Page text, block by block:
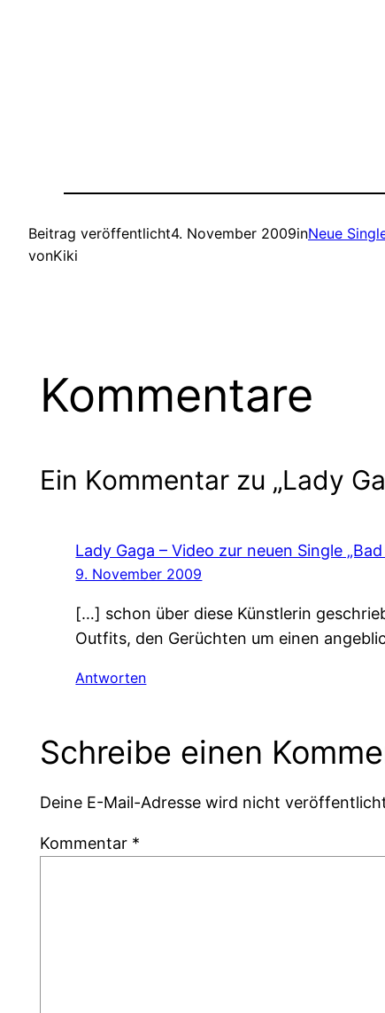
Beitrag veröffentlicht4. November 2009inNeue
vonKiki
Kommentare
Ein Kommentar zu „Lady
Lady Gaga – Video zur neuen Single
9. November 2009
[…] schon über diese Künstlerin
Outfits, den Gerüchten um einen
Antworten
Schreibe einen
Deine E-Mail-Adresse wird nicht
Kommentar *